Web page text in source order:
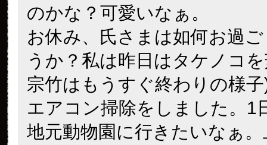
のかな？可愛いなぁ。
お休み、氏さまは如何お過
うか？私は昨日はタケノコ
宗竹はもうすぐ終わりの様
エアコン掃除をしました。1
地元動物園に行きたいなぁ